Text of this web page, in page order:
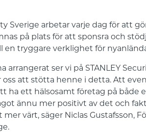
Sverige arbetar varje dag för att
på plats för att sponsra och
en tryggare verklighet för
arrangerat ser vi på STANLEY
oss att stötta henne i detta. Att
ha ett hälsosamt företag på både
ännu mer positivt av det och
värt, säger Niclas Gustafsson,